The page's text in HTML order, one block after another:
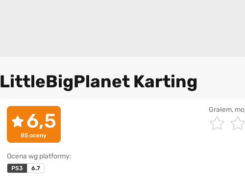
LittleBigPlanet Karting
6,5
85 oceny
Ocena wg platformy:
PS3 6.7
Grałem,